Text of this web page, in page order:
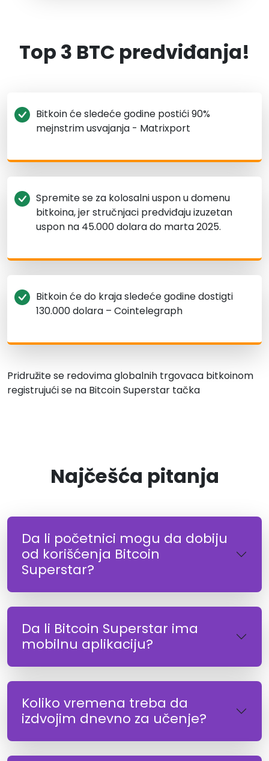
Top 3 BTC predviđanja!
Bitkoin će sledeće godine postići 90%
mejnstrim usvajanja - Matrixport
Spremite se za kolosalni uspon u domenu
bitkoina, jer stručnjaci predviđaju izuzetan
uspon na 45.000 dolara do marta 2025.
Bitkoin će do kraja sledeće godine dostigti
130.000 dolara – Cointelegraph
Pridružite se redovima globalnih trgovaca bitkoinom
registrujući se na Bitcoin Superstar tačka
Najčešća pitanja
Da li početnici mogu da dobiju
od korišćenja Bitcoin
Superstar?
Da li Bitcoin Superstar ima
mobilnu aplikaciju?
Koliko vremena treba da
izdvojim dnevno za učenje?